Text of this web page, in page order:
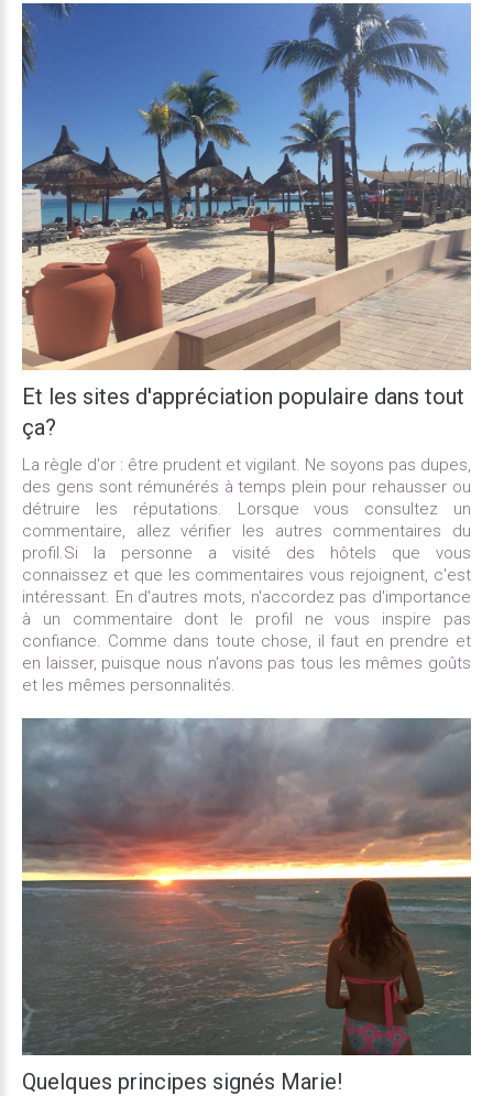
Et les sites d'appréciation populaire dans tout
ça?
La règle d'or : être prudent et vigilant. Ne soyons pas dupes,
des gens sont rémunérés à temps plein pour rehausser ou
détruire les réputations. Lorsque vous consultez un
commentaire, allez vérifier les autres commentaires du
profil.Si la personne a visité des hôtels que vous
connaissez et que les commentaires vous rejoignent, c'est
intéressant. En d'autres mots, n'accordez pas d'importance
à un commentaire dont le profil ne vous inspire pas
confiance. Comme dans toute chose, il faut en prendre et
en laisser, puisque nous n'avons pas tous les mêmes goûts
et les mêmes personnalités.
Quelques principes signés Marie!